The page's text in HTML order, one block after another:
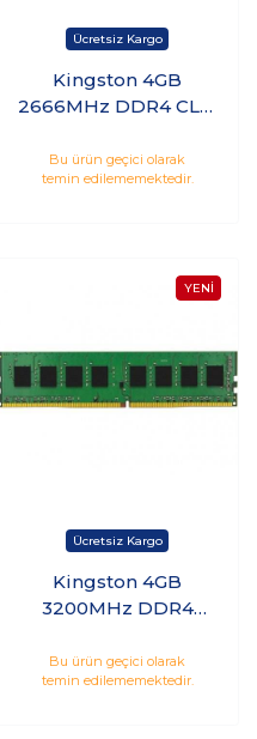
Kingston 4GB
2666MHz DDR4 CL19
KVR26N19S6/4
Bu ürün geçici olarak
temin edilememektedir.
Kingston 4GB
3200MHz DDR4
KVR32N22S6/4
Bu ürün geçici olarak
temin edilememektedir.